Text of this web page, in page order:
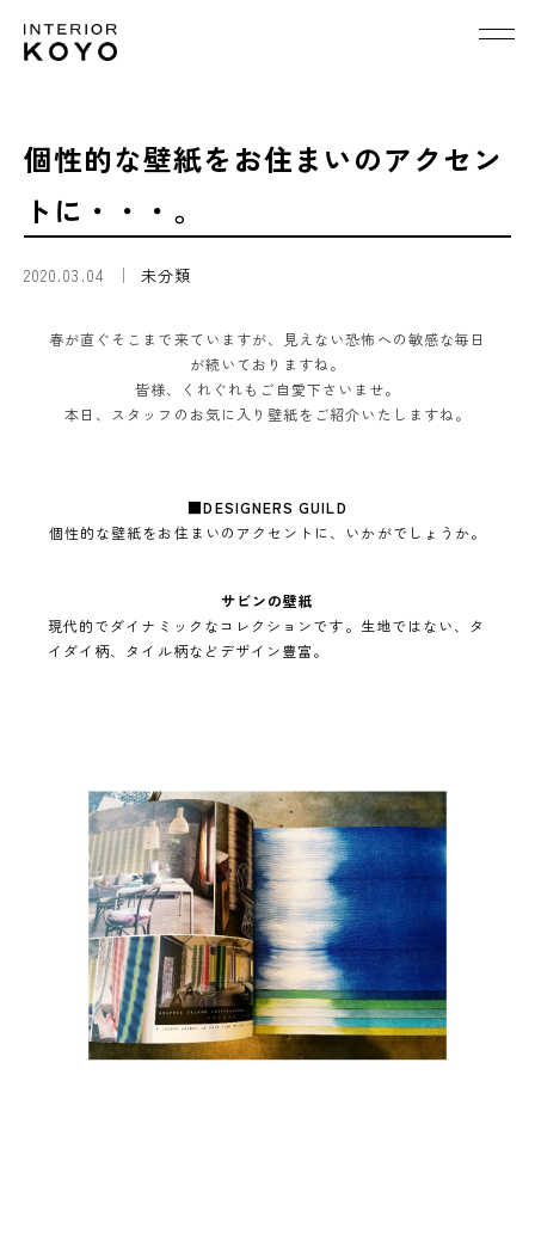
個性的な壁紙をお住まいのアクセン
トに・・・。
2020.03.04 未分類
春が直ぐそこまで来ていますが、見えない恐怖への敏感な毎日
が続いておりますね。
皆様、くれぐれもご自愛下さいませ。
本日、スタッフのお気に入り壁紙をご紹介いたしますね。
■DESIGNERS GUILD
個性的な壁紙をお住まいのアクセントに、いかがでしょうか。
サビンの壁紙
現代的でダイナミックなコレクションです。生地ではない、タ
イダイ柄、タイル柄などデザイン豊富。